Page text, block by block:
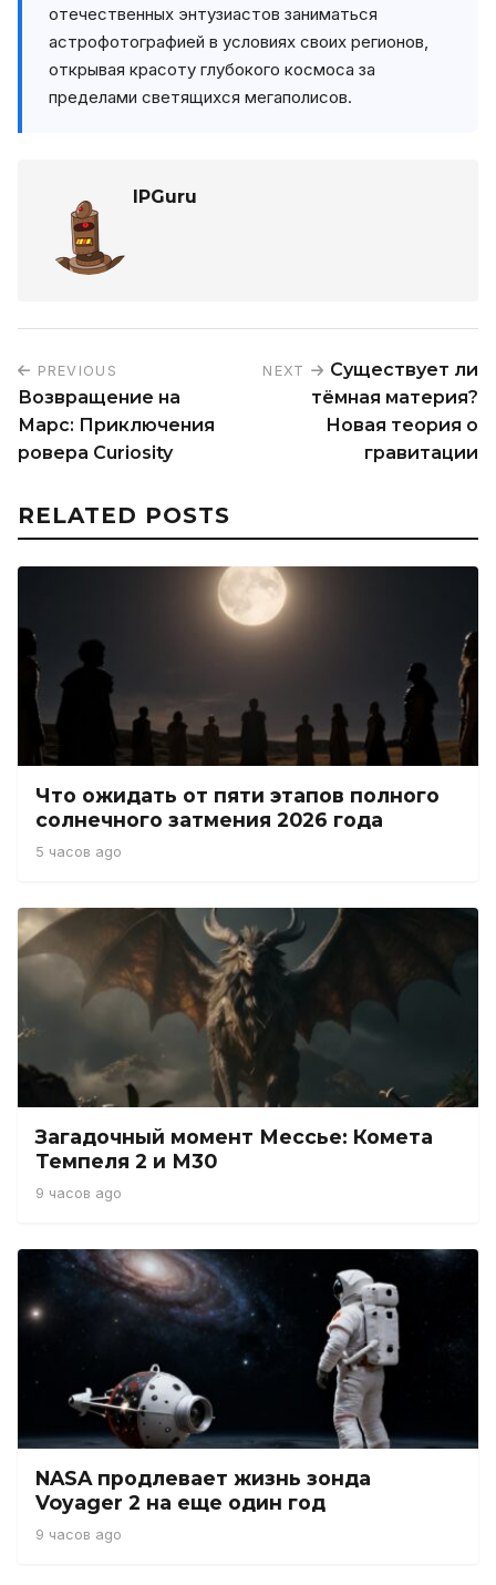
отечественных энтузиастов заниматься
астрофотографией в условиях своих регионов,
открывая красоту глубокого космоса за
пределами светящихся мегаполисов.
IPGuru
PREVIOUS
Возвращение на
Марс: Приключения
ровера Curiosity
NEXT
Существует ли
тёмная материя?
Новая теория о
гравитации
RELATED POSTS
Что ожидать от пяти этапов полного
солнечного затмения 2026 года
5 часов ago
Загадочный момент Мессье: Комета
Темпеля 2 и М30
9 часов ago
NASA продлевает жизнь зонда
Voyager 2 на еще один год
9 часов ago